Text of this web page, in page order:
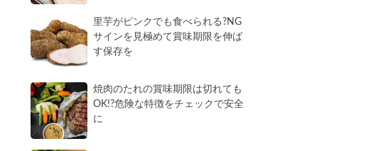
里芋がピンクでも食べられる?NG
サインを見極めて賞味期限を伸ば
す保存を
焼肉のたれの賞味期限は切れても
OK!?危険な特徴をチェックで安全
に